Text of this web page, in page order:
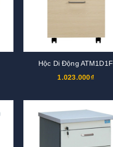
Hộc Di Động ATM1D1F
1.023.000₫